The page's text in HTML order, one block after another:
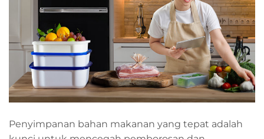
Penyimpanan bahan makanan yang tepat adalah